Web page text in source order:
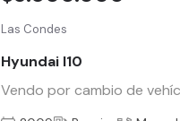
Las Condes
Hyundai I10
Vendo por cambio de